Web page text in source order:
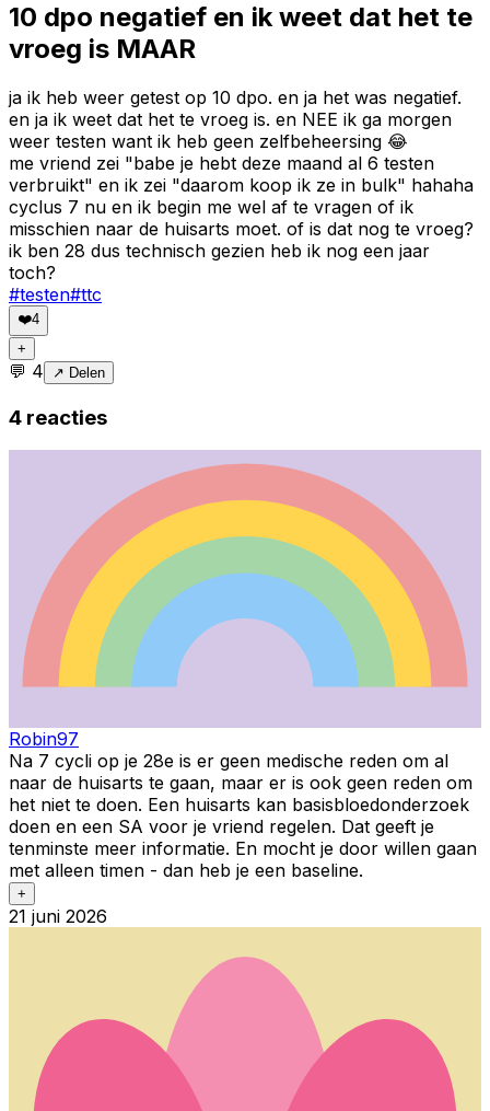
10 dpo negatief en ik weet dat het te
vroeg is MAAR
ja ik heb weer getest op 10 dpo. en ja het was negatief.
en ja ik weet dat het te vroeg is. en NEE ik ga morgen
weer testen want ik heb geen zelfbeheersing 😂
me vriend zei "babe je hebt deze maand al 6 testen
verbruikt" en ik zei "daarom koop ik ze in bulk" hahaha
cyclus 7 nu en ik begin me wel af te vragen of ik
misschien naar de huisarts moet. of is dat nog te vroeg?
ik ben 28 dus technisch gezien heb ik nog een jaar
toch?
#testen#ttc
❤️4
+
💬 4 ↗ Delen
4 reacties
Robin97
Na 7 cycli op je 28e is er geen medische reden om al
naar de huisarts te gaan, maar er is ook geen reden om
het niet te doen. Een huisarts kan basisbloedonderzoek
doen en een SA voor je vriend regelen. Dat geeft je
tenminste meer informatie. En mocht je door willen gaan
met alleen timen - dan heb je een baseline.
+
21 juni 2026